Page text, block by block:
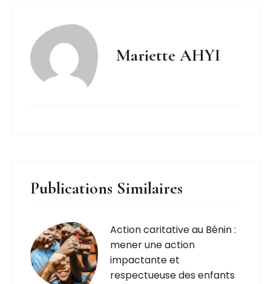
Mariette AHYI
Publications Similaires
Action caritative au Bénin :
mener une action
impactante et
respectueuse des enfants